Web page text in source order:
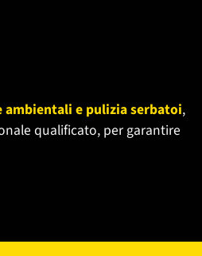
ambientali e pulizia serbatoi,
qualificato, per garantire